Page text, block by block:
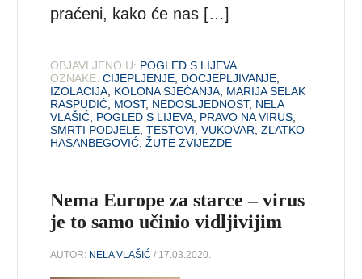
praćeni, kako će nas […]
OBJAVLJENO U: POGLED S LIJEVA
OZNAKE: CIJEPLJENJE DOCJEPLJIVANJE
IZOLACIJA KOLONA SJEĆANJA MARIJA SELAK
RASPUDIĆ MOST, NEDOSLJEDNOST, NELA
VLAŠIĆ POGLED S LIJEVA PRAVO NA VIRUS
SMRTI PODJELE ,TESTOVI ,VUKOVAR ,ZLATKO
HASANBEGOVIĆ ,ŽUTE ZVIJEZDE
Nema Europe za starce – virus
je to samo učinio vidljivijim
AUTOR: NELA VLAŠIĆ / 17.03.2020.